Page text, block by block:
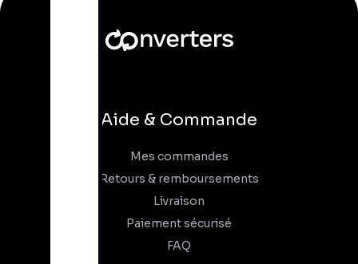
Aide & Commande
Mes commandes
Retours & remboursements
Livraison
Paiement sécurisé
FAQ